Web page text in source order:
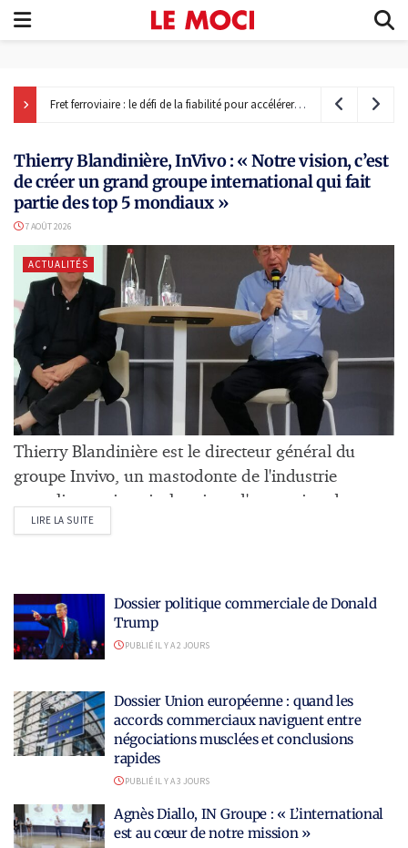
Fret ferroviaire : le défi de la fiabilité pour accélérer le passage de la route au rail
Thierry Blandinière, InVivo : « Notre vision, c’est
de créer un grand groupe international qui fait
partie des top 5 mondiaux »
7 AOÛT 2026
ACTUALITÉS
Thierry Blandinière est le directeur général du
groupe Invivo, un mastodonte de l'industrie
agroalimentaire tricolore issu d'une union de
coopératives agricoles, société à mission depuis
changé de dimension après le rachat...
LIRE LA SUITEDETAILS
Dossier politique commerciale de Donald
Trump
PUBLIÉ IL Y A 2 JOURS
Dossier Union européenne : quand les
accords commerciaux naviguent entre
négociations musclées et conclusions
rapides
PUBLIÉ IL Y A 3 JOURS
Agnès Diallo, IN Groupe : « L’international
est au cœur de notre mission »